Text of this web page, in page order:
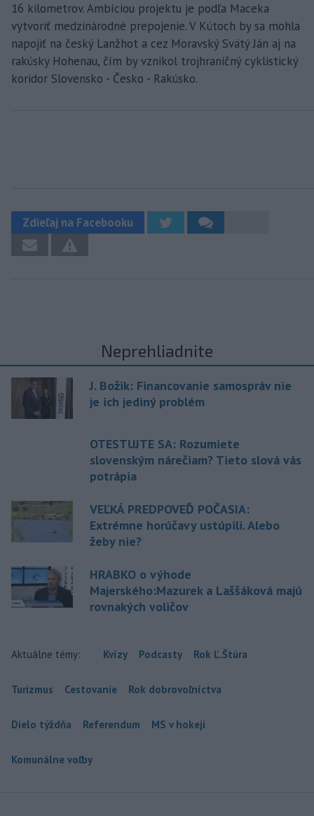
16 kilometrov. Ambíciou projektu je podľa Maceka
vytvoriť medzinárodné prepojenie. V Kútoch by sa mohla
napojiť na český Lanžhot a cez Moravský Svätý Ján aj na
rakúsky Hohenau, čím by vznikol trojhraničný cyklistický
koridor Slovensko - Česko - Rakúsko.
Zdieľaj na Facebooku
Neprehliadnite
J. Božik: Financovanie samospráv nie
je ich jediný problém
OTESTUJTE SA: Rozumiete
slovenským nárečiam? Tieto slová vás
potrápia
VEĽKÁ PREDPOVEĎ POČASIA:
Extrémne horúčavy ustúpili. Alebo
žeby nie?
HRABKO o výhode
Majerského:Mazurek a Laššáková majú
rovnakých voličov
Aktuálne témy: Kvízy Podcasty Rok Ľ.Štúra
Turizmus Cestovanie Rok dobrovoľníctva
Dielo týždňa Referendum MS v hokeji
Komunálne voľby